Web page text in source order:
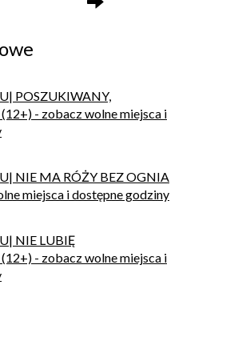
POSZUKIWANY,
- zobacz wolne miejsca i
NIE MA RÓŻY BEZ OGNIA
miejsca i dostępne godziny
NIE LUBIĘ
- zobacz wolne miejsca i